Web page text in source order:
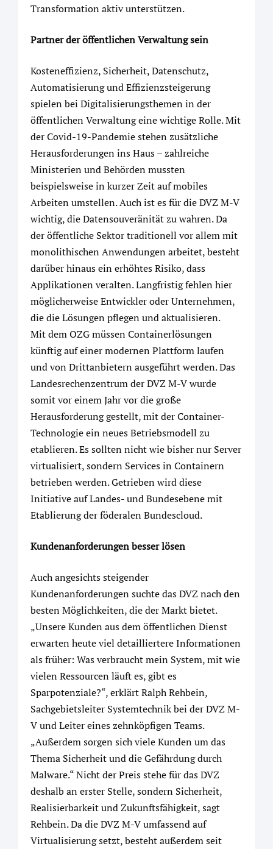
Transformation aktiv unterstützen.
Partner der öffentlichen Verwaltung sein
Kosteneffizienz, Sicherheit, Datenschutz,
Automatisierung und Effizienzsteigerung
spielen bei Digitalisierungsthemen in der
öffentlichen Verwaltung eine wichtige Rolle. Mit
der Covid-19-Pandemie stehen zusätzliche
Herausforderungen ins Haus – zahlreiche
Ministerien und Behörden mussten
beispielsweise in kurzer Zeit auf mobiles
Arbeiten umstellen. Auch ist es für die DVZ M-V
wichtig, die Datensouveränität zu wahren. Da
der öffentliche Sektor traditionell vor allem mit
monolithischen Anwendungen arbeitet, besteht
darüber hinaus ein erhöhtes Risiko, dass
Applikationen veralten. Langfristig fehlen hier
möglicherweise Entwickler oder Unternehmen,
die die Lösungen pflegen und aktualisieren.
Mit dem OZG müssen Containerlösungen
künftig auf einer modernen Plattform laufen
und von Drittanbietern ausgeführt werden. Das
Landesrechenzentrum der DVZ M-V wurde
somit vor einem Jahr vor die große
Herausforderung gestellt, mit der Container-
Technologie ein neues Betriebsmodell zu
etablieren. Es sollten nicht wie bisher nur Server
virtualisiert, sondern Services in Containern
betrieben werden. Getrieben wird diese
Initiative auf Landes- und Bundesebene mit
Etablierung der föderalen Bundescloud.
Kundenanforderungen besser lösen
Auch angesichts steigender
Kundenanforderungen suchte das DVZ nach den
besten Möglichkeiten, die der Markt bietet.
„Unsere Kunden aus dem öffentlichen Dienst
erwarten heute viel detailliertere Informationen
als früher: Was verbraucht mein System, mit wie
vielen Ressourcen läuft es, gibt es
Sparpotenziale?“, erklärt Ralph Rehbein,
Sachgebietsleiter Systemtechnik bei der DVZ M-
V und Leiter eines zehnköpfigen Teams.
„Außerdem sorgen sich viele Kunden um das
Thema Sicherheit und die Gefährdung durch
Malware.“ Nicht der Preis stehe für das DVZ
deshalb an erster Stelle, sondern Sicherheit,
Realisierbarkeit und Zukunftsfähigkeit, sagt
Rehbein. Da die DVZ M-V umfassend auf
Virtualisierung setzt, besteht außerdem seit